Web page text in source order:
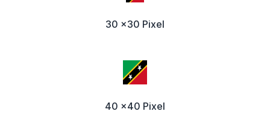
30 x30 Pixel
40 x40 Pixel